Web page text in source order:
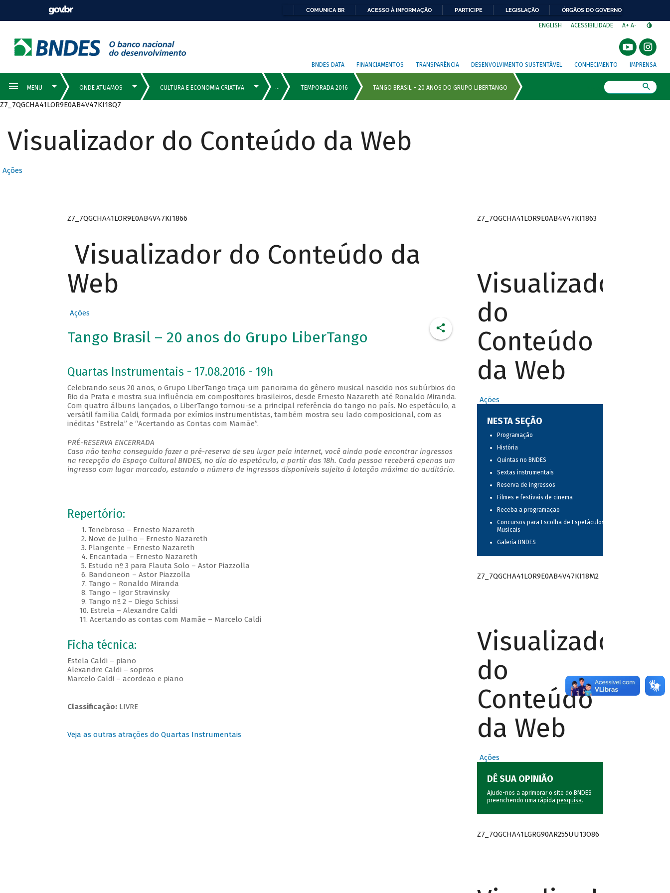
COMUNICA BR ACESSO À INFORMAÇÃO PARTICIPE LEGISLAÇÃO ÓRGÃOS DO GOVERNO
ENGLISH ACESSIBILIDADE A+ A-
BNDES DATA FINANCIAMENTOS TRANSPARÊNCIA DESENVOLVIMENTO SUSTENTÁVEL CONHECIMENTO IMPRENSA
Z7_7QGCHA41LOR9E0AB4V47KI18Q7
Visualizador do Conteúdo da Web
Ações
Z7_7QGCHA41LOR9E0AB4V47KI1866
Visualizador do Conteúdo da
Web
Ações
Tango Brasil – 20 anos do Grupo LiberTango
Quartas Instrumentais - 17.08.2016 - 19h
Celebrando seus 20 anos, o Grupo LiberTango traça um panorama do gênero musical nascido nos subúrbios do
Rio da Prata e mostra sua influência em compositores brasileiros, desde Ernesto Nazareth até Ronaldo Miranda.
Com quatro álbuns lançados, o LiberTango tornou-se a principal referência do tango no país. No espetáculo, a
versátil família Caldi, formada por exímios instrumentistas, também mostra seu lado composicional, com as
inéditas “Estrela” e “Acertando as Contas com Mamãe”.
PRÉ-RESERVA ENCERRADA
Caso não tenha conseguido fazer a pré-reserva de seu lugar pela internet, você ainda pode encontrar ingressos
na recepção do Espaço Cultural BNDES, no dia do espetáculo, a partir das 18h. Cada pessoa receberá apenas um
ingresso com lugar marcado, estando o número de ingressos disponíveis sujeito à lotação máxima do auditório.
Repertório:
1. Tenebroso – Ernesto Nazareth
2. Nove de Julho – Ernesto Nazareth
3. Plangente – Ernesto Nazareth
4. Encantada – Ernesto Nazareth
5. Estudo nº 3 para Flauta Solo – Astor Piazzolla
6. Bandoneon – Astor Piazzolla
7. Tango – Ronaldo Miranda
8. Tango – Igor Stravinsky
9. Tango nº 2 – Diego Schissi
10. Estrela – Alexandre Caldi
11. Acertando as contas com Mamãe – Marcelo Caldi
Ficha técnica:
Estela Caldi – piano
Alexandre Caldi – sopros
Marcelo Caldi – acordeão e piano
Classificação:LIVRE
Veja as outras atrações do Quartas Instrumentais
Z7_7QGCHA41LOR9E0AB4V47KI1863
Visualizador
do
Conteúdo
da Web
Ações
NESTA SEÇÃO
Programação
História
Quintas no BNDES
Sextas instrumentais
Reserva de ingressos
Filmes e festivais de cinema
Receba a programação
Concursos para Escolha de Espetáculos
Musicais
Galeria BNDES
Z7_7QGCHA41LOR9E0AB4V47KI18M2
Visualizador
do
Conteúdo
da Web
Ações
DÊ SUA OPINIÃO
Ajude-nos a aprimorar o site do BNDES
preenchendo uma rápida pesquisa.
Z7_7QGCHA41LGRG90AR255UU13O86